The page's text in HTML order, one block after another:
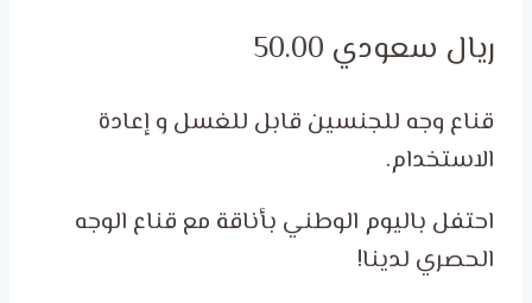
ريال سعودي
قناع وجه للجنسين قابل للغسل و إعادة
الاستخدام.
احتفل باليوم الوطني بأناقة مع قناع الوجه
الحصري لدينا!